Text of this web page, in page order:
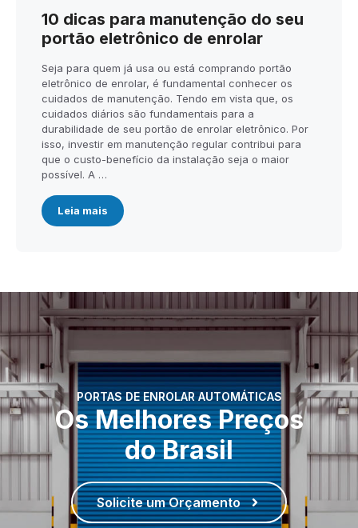
10 dicas para manutenção do seu
portão eletrônico de enrolar
Seja para quem já usa ou está comprando portão
eletrônico de enrolar, é fundamental conhecer os
cuidados de manutenção. Tendo em vista que, os
cuidados diários são fundamentais para a
durabilidade de seu portão de enrolar eletrônico. Por
isso, investir em manutenção regular contribui para
que o custo-benefício da instalação seja o maior
possível. A …
Leia mais
PORTAS DE ENROLAR AUTOMÁTICAS
Os Melhores Preços
do Brasil
Solicite um Orçamento